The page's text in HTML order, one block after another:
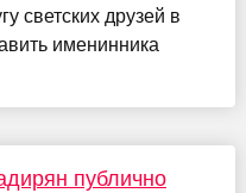
светских друзей в
именинника
публично